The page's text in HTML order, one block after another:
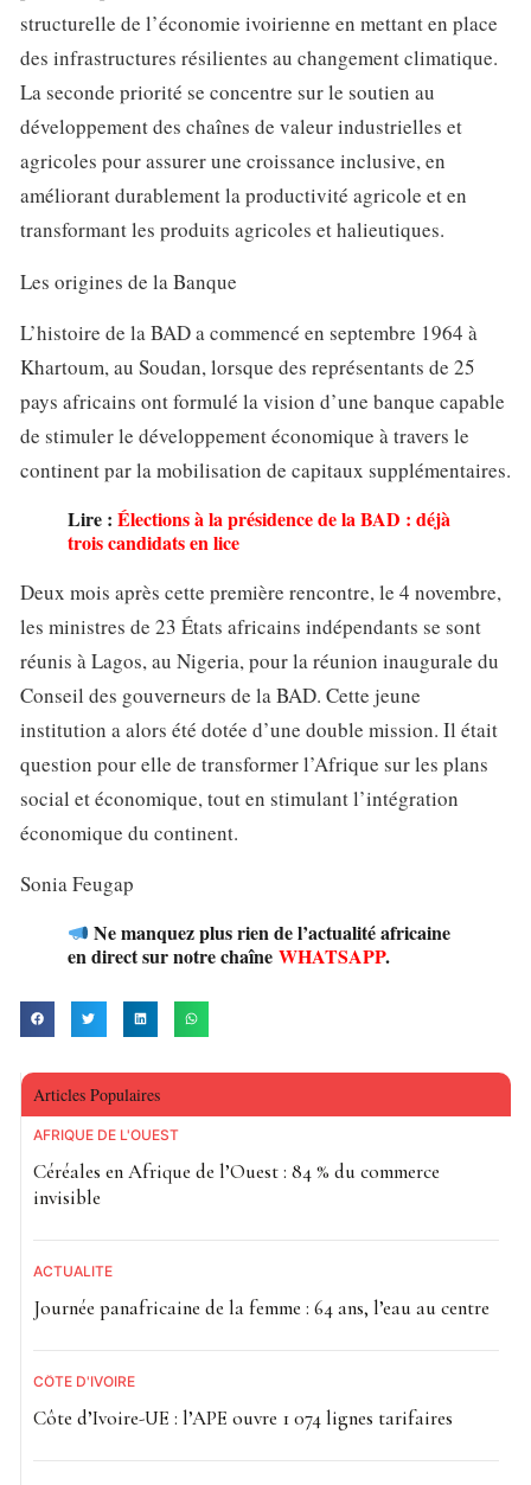
structurelle de l’économie ivoirienne en mettant en place
des infrastructures résilientes au changement climatique.
La seconde priorité se concentre sur le soutien au
développement des chaînes de valeur industrielles et
agricoles pour assurer une croissance inclusive, en
améliorant durablement la productivité agricole et en
transformant les produits agricoles et halieutiques.
Les origines de la Banque
L’histoire de la BAD a commencé en septembre 1964 à
Khartoum, au Soudan, lorsque des représentants de 25
pays africains ont formulé la vision d’une banque capable
de stimuler le développement économique à travers le
continent par la mobilisation de capitaux supplémentaires.
Lire : Élections à la présidence de la BAD : déjà
trois candidats en lice
Deux mois après cette première rencontre, le 4 novembre,
les ministres de 23 États africains indépendants se sont
réunis à Lagos, au Nigeria, pour la réunion inaugurale du
Conseil des gouverneurs de la BAD. Cette jeune
institution a alors été dotée d’une double mission. Il était
question pour elle de transformer l’Afrique sur les plans
social et économique, tout en stimulant l’intégration
économique du continent.
Sonia Feugap
Ne manquez plus rien de l’actualité africaine
en direct sur notre chaîne WHATSAPP.
Articles Populaires
AFRIQUE DE L'OUEST
Céréales en Afrique de l’Ouest : 84 % du commerce
invisible
ACTUALITE
Journée panafricaine de la femme : 64 ans, l’eau au centre
CÔTE D'IVOIRE
Côte d’Ivoire-UE : l’APE ouvre 1 074 lignes tarifaires